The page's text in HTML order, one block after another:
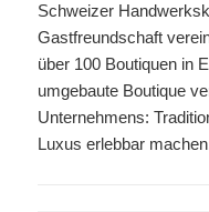
Schweizer
Gastfreundschaft
über 100 Boutiquen in
umgebaute Boutique
Unternehmens:
Luxus erlebbar